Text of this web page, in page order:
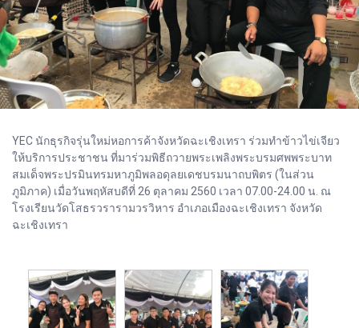
YEC นักธุรกิจรุ่นใหม่หอการค้าจังหวัดฉะเชิงเทรา ร่วมทำข้าวไข่เจียว
ให้บริการประชาชน ที่มาร่วมพิธีถวายพระเพลิงพระบรมศพพระบาท
สมเด็จพระปรมินทรมหาภูมิพลอดุลยเดชบรมนาถบพิตร (ในส่วน
ภูมิภาค) เมื่อวันพฤหัสบดีที่ 26 ตุลาคม 2560 เวลา 07.00-24.00 น. ณ
โรงเรียนวัดโสธรวรารามวรวิหาร อำเภอเมืองฉะเชิงเทรา จังหวัด
ฉะเชิงเทรา